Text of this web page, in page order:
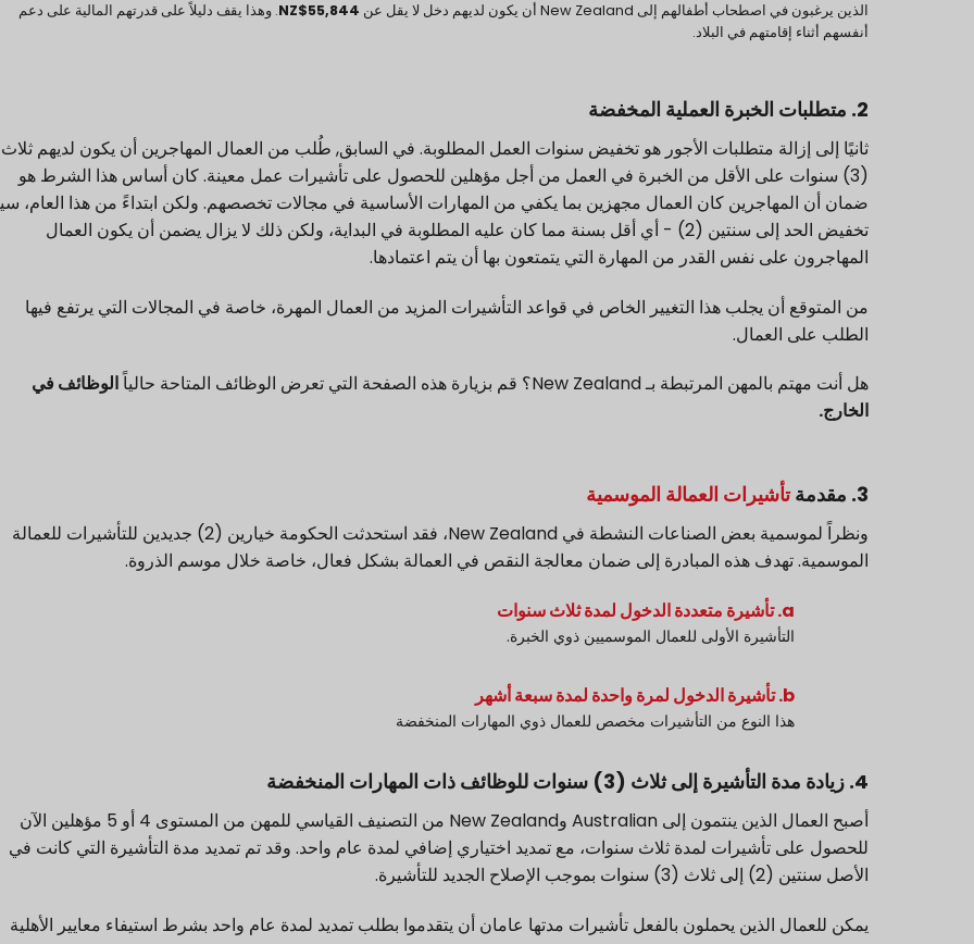
الذين يرغبون في اصطحاب أطفالهم إلى New Zealand أن يكون لديهم
دخل لا يقل عن NZ$55,844. وهذا يقف دليلاً على قدرتهم المالية على دعم
أنفسهم أثناء إقامتهم في البلاد.
2. متطلبات الخبرة العملية المخفضة
ثانيًا إلى إزالة متطلبات الأجور هو تخفيض سنوات العمل المطلوبة. في السابق, طُلب من العمال المهاجرين أن يكون لديهم ثلاث
(3) سنوات على الأقل من الخبرة في العمل من أجل
مؤهلين للحصول على تأشيرات عمل معينة. كان أساس هذا الشرط هو
ضمان أن المهاجرينكان العمال مجهزين بما يكفي من المهارات الأساسية في مجالات تخصصهم. ولكن ابتداءً من هذا العام،
تخفيض الحد إلى سنتين (2) - أي أقل بسنة مما كان عليه
المطلوبة في البداية، ولكن ذلك لا يزال يضمن أن يكون العمال
المهاجرون على نفس القدر من المهارة التي يتمتعون بهاأن يتم اعتمادها.
من المتوقع أن يجلب هذا التغيير الخاص في قواعد التأشيرات المزيد من العمال المهرة، خاصة في المجالات التي يرتفع فيها
الطلب على العمال.
هل أنت مهتم بالمهن المرتبطة بـ New Zealand؟ قم بزيارة هذه الصفحة التي تعرض الوظائف المتاحة حالياً
الوظائف في
الخارج.
3. مقدمة تأشيرات العمالة الموسمية
ونظراً لموسمية بعض الصناعات النشطة في New Zealand، فقد استحدثت الحكومة خيارين (2) جديدين للتأشيرات للعمالة
الموسمية. تهدف هذه المبادرة إلى ضمان معالجة النقص في العمالة بشكل فعال، خاصة خلال موسم الذروة.
a. تأشيرة متعددة الدخول لمدة ثلاث سنوات
التأشيرة الأولى للعمال الموسميين ذوي الخبرة.
b. تأشيرة الدخول لمرة واحدة لمدة سبعة أشهر
هذا النوع من التأشيرات مخصص للعمال ذوي المهارات المنخفضة
4. زيادة مدة التأشيرة إلى ثلاث (3) سنوات للوظائف ذات المهارات المنخفضة
أصبح العمال الذين ينتمون إلى Australian وNew Zealand من التصنيف القياسي للمهن من المستوى 4 أو 5 مؤهلين الآن
للحصول على تأشيرات لمدة ثلاث سنوات، مع تمديد اختياري إضافي لمدة عام واحد. وقد تم تمديد مدة التأشيرة التي كانت في
الأصل سنتين (2) إلى ثلاث (3) سنوات بموجب الإصلاح الجديد للتأشيرة.
يمكن للعمال الذين يحملون بالفعل تأشيرات مدتها عامان أن يتقدموا بطلب تمديد لمدة عام واحد بشرط استيفاء معايير الأهلية